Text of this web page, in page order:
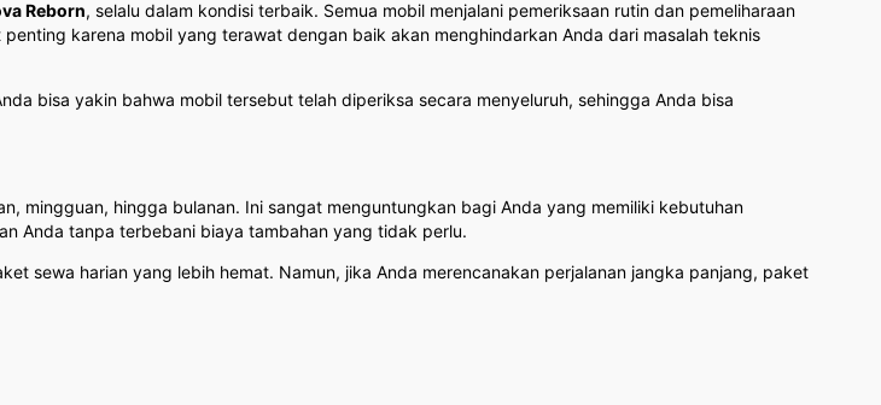
Reborn, selalu dalam kondisi terbaik. Semua mobil menjalani pemeriksaan rutin dan pemeliharaan
karena mobil yang terawat dengan baik akan menghindarkan Anda dari masalah teknis
bisa yakin bahwa mobil tersebut telah diperiksa secara menyeluruh, sehingga Anda bisa
mingguan, hingga bulanan. Ini sangat menguntungkan bagi Anda yang memiliki kebutuhan
Anda tanpa terbebani biaya tambahan yang tidak perlu.
sewa harian yang lebih hemat. Namun, jika Anda merencanakan perjalanan jangka panjang, paket